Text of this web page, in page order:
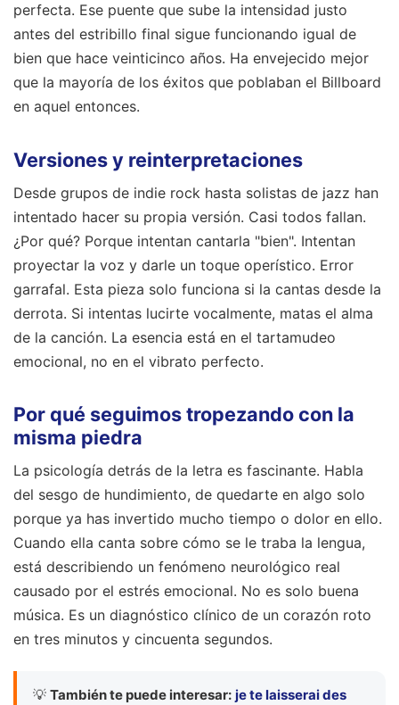
perfecta. Ese puente que sube la intensidad justo
antes del estribillo final sigue funcionando igual de
bien que hace veinticinco años. Ha envejecido mejor
que la mayoría de los éxitos que poblaban el Billboard
en aquel entonces.
Versiones y reinterpretaciones
Desde grupos de indie rock hasta solistas de jazz han
intentado hacer su propia versión. Casi todos fallan.
¿Por qué? Porque intentan cantarla "bien". Intentan
proyectar la voz y darle un toque operístico. Error
garrafal. Esta pieza solo funciona si la cantas desde la
derrota. Si intentas lucirte vocalmente, matas el alma
de la canción. La esencia está en el tartamudeo
emocional, no en el vibrato perfecto.
Por qué seguimos tropezando con la
misma piedra
La psicología detrás de la letra es fascinante. Habla
del sesgo de hundimiento, de quedarte en algo solo
porque ya has invertido mucho tiempo o dolor en ello.
Cuando ella canta sobre cómo se le traba la lengua,
está describiendo un fenómeno neurológico real
causado por el estrés emocional. No es solo buena
música. Es un diagnóstico clínico de un corazón roto
en tres minutos y cincuenta segundos.
💡 También te puede interesar: je te laisserai des